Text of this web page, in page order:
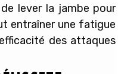
de lever la jambe pour
entraîner une fatigue
des attaques